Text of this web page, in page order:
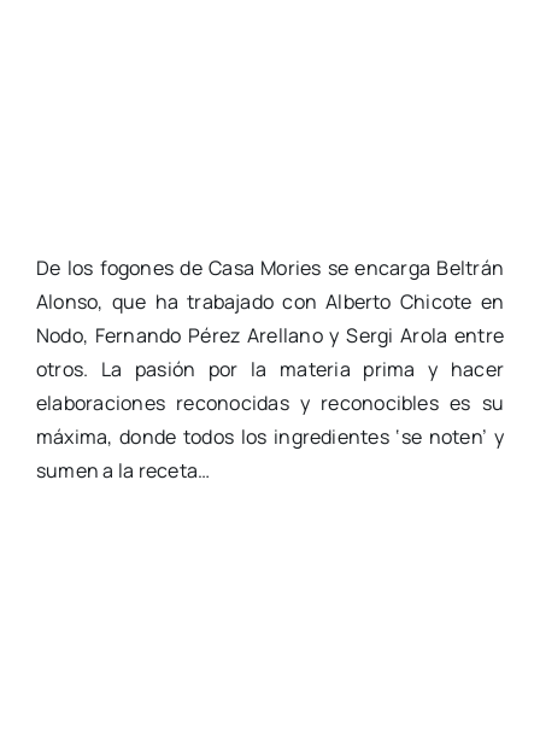
De los fogones de Casa Mories se encarga Beltrán
Alonso, que ha trabajado con Alberto Chicote en
Nodo, Fernando Pérez Arellano y Sergi Arola entre
otros. La pasión por la materia prima y hacer
elaboraciones reconocidas y reconocibles es su
máxima, donde todos los ingredientes ‘se noten’ y
sumen a la receta…